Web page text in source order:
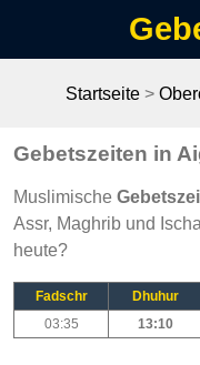
Startseite >
Gebetszeiten in
Muslimische
Assr, Maghrib und
heute?
Fadschr Dhuhur
03:35
13:10